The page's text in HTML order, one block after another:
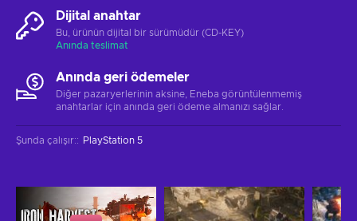
Dijital anahtar
Bu, ürünün dijital bir sürümüdür (CD-KEY)
Anında teslimat
Anında geri ödemeler
Diğer pazaryerlerinin aksine, Eneba görüntülenmemiş
anahtarlar için anında geri ödeme almanızı sağlar.
Şunda çalışır:: PlayStation 5